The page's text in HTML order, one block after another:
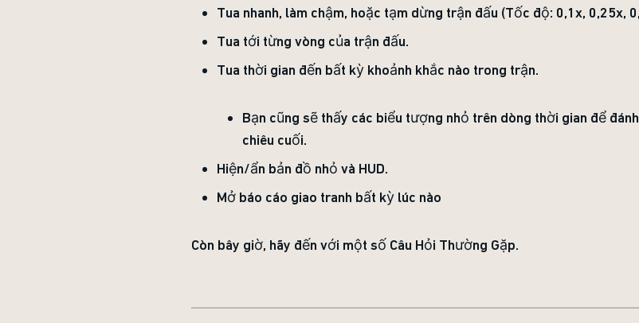
Tua nhanh, làm chậm, hoặc tạm dừng trận đấu (Tốc độ: 0,1x, 0,25x,
Tua tới từng vòng của trận đấu.
Tua thời gian đến bất kỳ khoảnh khắc nào trong trận.
Bạn cũng sẽ thấy các biểu tượng nhỏ trên dòng thời gian để
chiêu cuối.
Hiện/ẩn bản đồ nhỏ và HUD.
Mở báo cáo giao tranh bất kỳ lúc nào
Còn bây giờ, hãy đến với một số Câu Hỏi Thường Gặp.